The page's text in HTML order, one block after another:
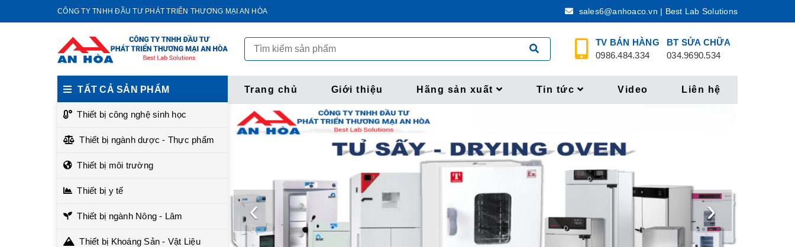
CÔNG TY TNHH ĐẦU TƯ PHÁT TRIỂN THƯƠNG MẠI AN HÒA sales6@anhoaco.vn | Best Lab Solutions
TV BÁN HÀNG
0986.484.334
BT SỬA CHỮA
034.9690.534
TẤT CẢ SẢN PHẨM
Thiết bị công nghệ sinh học
Thiết bị ngành dược - Thực phẩm
Thiết bị môi trường
Thiết bị y tế
Thiết bị ngành Nông - Lâm
Thiết bị Khoáng Sản - Vật Liệu
Trang chủ Giới thiệu Hãng sản xuất Tin tức Video Liên hệ
‹ ›